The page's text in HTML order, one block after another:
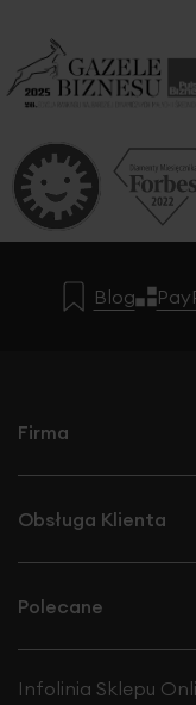
Blog
Firma
Obsługa Klienta
Polecane
Infolinia Sklepu